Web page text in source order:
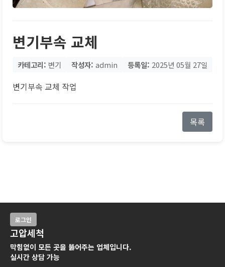
변기부속 교체
카테고리: 변기 작성자: admin 등록일: 2025년 05월 27일
변기부속 교체 작업
목록
로그인
고압세척
막힘없이 모든 곳을 뚫어주는 업체입니다.
실시간 상담 가능